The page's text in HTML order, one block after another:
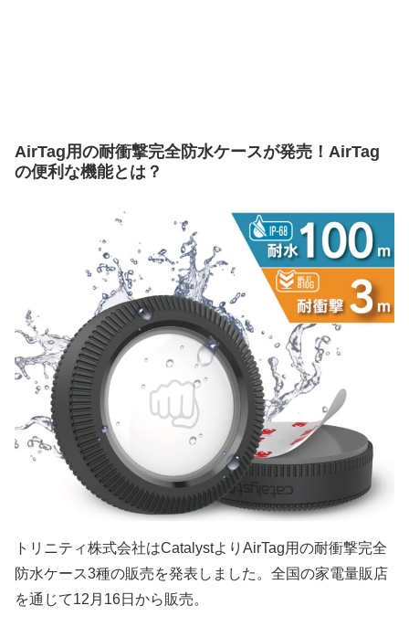
AirTag用の耐衝撃完全防水ケースが発売！AirTag
の便利な機能とは？
トリニティ株式会社はCatalystよりAirTag用の耐衝撃完全
防水ケース3種の販売を発表しました。全国の家電量販店
を通じて12月16日から販売。